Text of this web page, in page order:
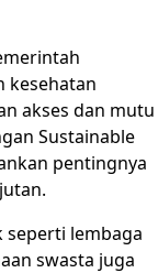
kesehatan
akses dan mutu
Sustainable
pentingnya
seperti lembaga
swasta juga